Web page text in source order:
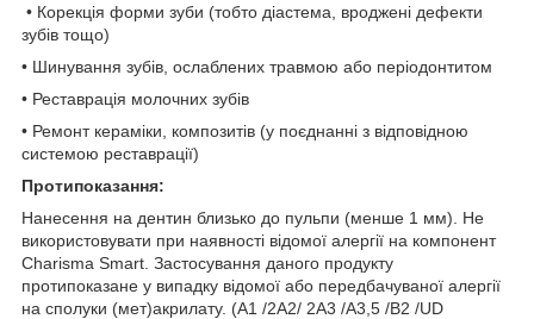
• Корекція форми зуби (тобто діастема, вроджені дефекти
зубів тощо)
• Шинування зубів, ослаблених травмою або періодонтитом
• Реставрація молочних зубів
• Ремонт кераміки, композитів (у поєднанні з відповідною
системою реставрації)
Протипоказання:
Нанесення на дентин близько до пульпи (менше 1 мм). Не
використовувати при наявності відомої алергії на компонент
Charisma Smart. Застосування даного продукту
протипоказане у випадку відомої або передбачуваної алергії
на сполуки (мет)акрилату. (А1 /2A2/ 2A3 /A3,5 /B2 /UD